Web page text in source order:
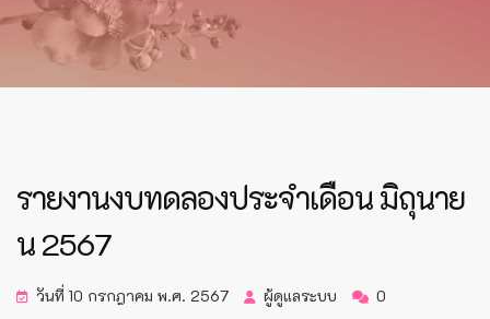
รายงานงบทดลองประจำเดือน มิถุนาย
น 2567
วันที่ 10 กรกฎาคม พ.ศ. 2567 ผู้ดูแลระบบ 0